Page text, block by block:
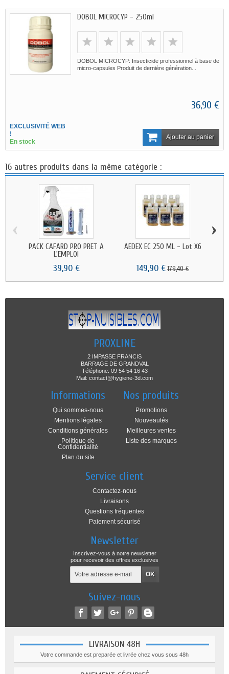
DOBOL MICROCYP - 250ml
DOBOL MICROCYP: Insecticide professionnel à base de
micro-capsules Produit de dernière génération...
36,90 €
EXCLUSIVITÉ WEB
!
En stock
Ajouter au panier
16 autres produits dans la même catégorie :
PACK CAFARD PRO PRET A
L'EMPLOI
39,90 €
AEDEX EC 250 ML - Lot X6
149,90 €179,40 €
‹ ›
PROXLINE
2 IMPASSE FRANCIS
BARRAGE DE GRANDVAL
Téléphone: 09 54 54 16 43
Mail: contact@hygiene-3d.com
Informations
Qui sommes-nous
Mentions légales
Conditions générales
Politique de
Confidentialité
Plan du site
Nos produits
Promotions
Nouveautés
Meilleures ventes
Liste des marques
Service client
Contactez-nous
Livraisons
Questions fréquentes
Paiement sécurisé
Newsletter
Inscrivez-vous à notre newsletter
pour recevoir des offres exclusives
Suivez-nous
LIVRAISON 48H
Votre commande est preparée et livrée chez vous sous 48h